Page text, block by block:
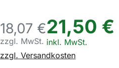
18,07 €
zzgl. MwSt.
21,50 €
Steuerhinweis:
inkl. MwSt.
zzgl. Versandkosten